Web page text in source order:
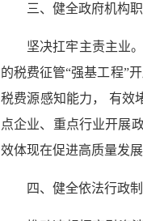
三、健全政府机构
坚决扛牢主责主业
的税费征管“强基工程”
税费源感知能力， 有效
点企业、重点行业开展
效体现在促进高质量发
四、健全依法行政